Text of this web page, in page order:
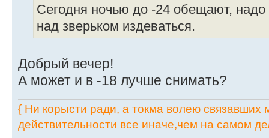
Сегодня ночью до -24 обещают, надо
над зверьком издеваться.
Добрый вечер!
А может и в -18 лучше снимать?
{ Ни корысти ради, а токма волею связавших
действительности все иначе,чем на самом